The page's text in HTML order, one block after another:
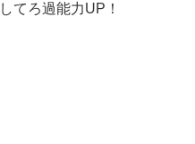
てろ過能力UP！